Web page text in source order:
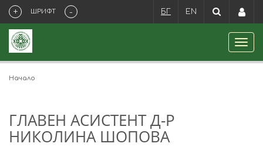
+ ШРИФТ - БГ EN
Начало
ГЛАВЕН АСИСТЕНТ Д-Р
НИКОЛИНА ШОПОВА